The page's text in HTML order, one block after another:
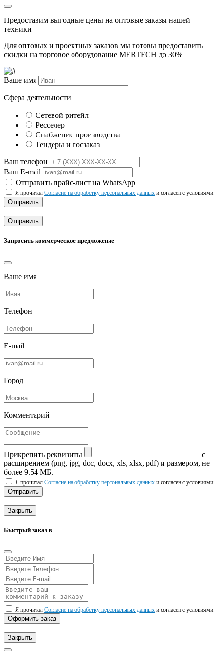
Предоставим выгодные цены на оптовые заказы нашей
техники
Для оптовых и проектных заказов мы готовы предоставить
скидки на торговое оборудование MERTECH до 30%
Ваше имя
Сфера деятельности
Сетевой ритейл
Ресселер
Снабжение производства
Тендеры и госзаказ
Ваш телефон
Ваш E-mail
Отправить прайс-лист на WhatsApp
Я прочитал Согласие на обработку персональных данных и согласен с условиями
Отправить
Отправить
Запросить коммерческое предложение
Ваше имя
Телефон
E-mail
Город
Комментарий
Прикрепить реквизиты
с
расширением (png, jpg, doc, docx, xls, xlsx, pdf) и размером, не
более 9.54 МБ.
Я прочитал Согласие на обработку персональных данных и согласен с условиями
Отправить
Закрыть
Быстрый заказ в
Я прочитал Согласие на обработку персональных данных и согласен с условиями
Оформить заказ
Закрыть